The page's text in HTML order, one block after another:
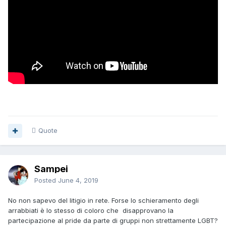
Quote
Sampei
Posted June 4, 2019
No non sapevo del litigio in rete. Forse lo schieramento degli
arrabbiati è lo stesso di coloro che disapprovano la
partecipazione al pride da parte di gruppi non strettamente LGBT?